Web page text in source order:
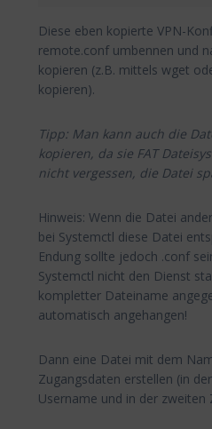
Diese eben kopierte VPN-
remote.conf umbennen und
kopieren (z.B. mittels wget
kopieren).
Tipp: Man kann auch die
kopieren, da sie FAT
nicht vergessen, die Datei
Hinweis: Wenn die Datei
bei Systemctl diese Datei
Endung sollte jedoch .conf
Systemctl nicht den Dienst
kompletter Dateiname
automatisch angehangen!
Dann eine Datei mit dem
Zugangsdaten erstellen (in
Username und in der zweiten